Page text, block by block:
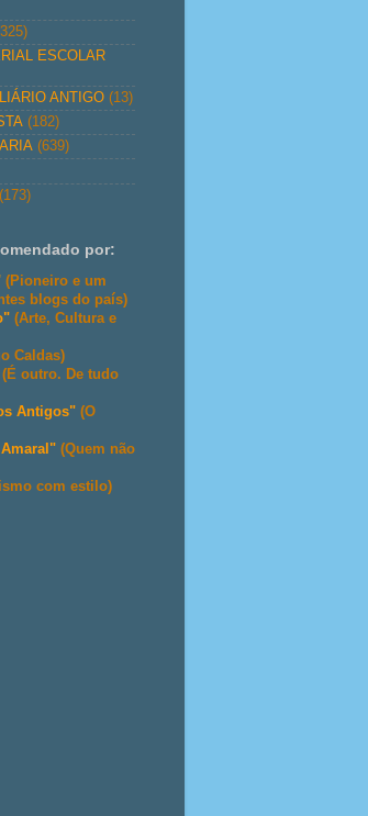
ESCOLAR
ANTIGO (13)
(182)
(639)
(173)
por:
(Pioneiro e um
blogs do país)
(Arte, Cultura e
Caldas)
(É outro. De tudo
Antigos" (O
(Quem não
com estilo)